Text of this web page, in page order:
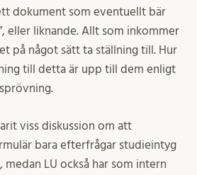
dokument som eventuellt bär
eller liknande. Allt som inkommer
på något sätt ta ställning till. Hur
till detta är upp till dem enligt
viss diskussion om att
bara efterfrågar studieintyg
medan LU också har som intern